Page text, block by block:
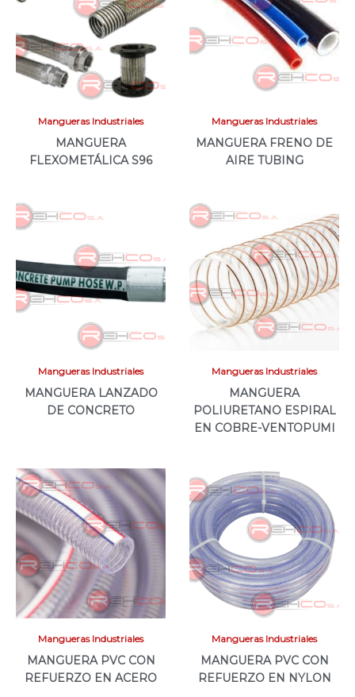
Mangueras Industriales
MANGUERA
FLEXOMETÁLICA S96
Mangueras Industriales
MANGUERA FRENO DE
AIRE TUBING
Mangueras Industriales
MANGUERA LANZADO
DE CONCRETO
Mangueras Industriales
MANGUERA
POLIURETANO ESPIRAL
EN COBRE-VENTOPUMI
Mangueras Industriales
MANGUERA PVC CON
REFUERZO EN ACERO
Mangueras Industriales
MANGUERA PVC CON
REFUERZO EN NYLON